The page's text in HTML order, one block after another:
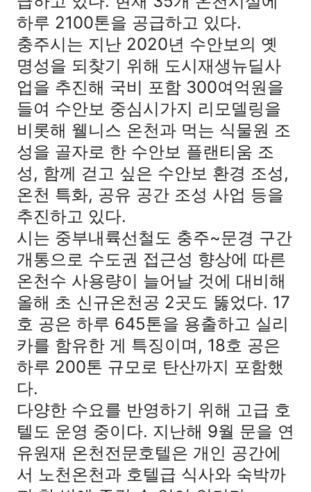
하루 2100톤을 공급하고 있다.
충주시는 지난 2020년 수안보의 옛
명성을 되찾기 위해 도시재생뉴딜사
업을 추진해 국비 포함 300여억원을
들여 수안보 중심시가지 리모델링을
비롯해 웰니스 온천과 먹는 식물원 조
성을 골자로 한 수안보 플랜티움 조
성, 함께 걷고 싶은 수안보 환경 조성,
온천 특화, 공유 공간 조성 사업 등을
추진하고 있다.
시는 중부내륙선철도 충주~문경 구간
개통으로 수도권 접근성 향상에 따른
온천수 사용량이 늘어날 것에 대비해
올해 초 신규온천공 2곳도 뚫었다. 17
호 공은 하루 645톤을 용출하고 실리
카를 함유한 게 특징이며, 18호 공은
하루 200톤 규모로 탄산까지 포함했
다.
다양한 수요를 반영하기 위해 고급 호
텔도 운영 중이다. 지난해 9월 문을 연
유원재 온천전문호텔은 개인 공간에
서 노천온천과 호텔급 식사와 숙박까